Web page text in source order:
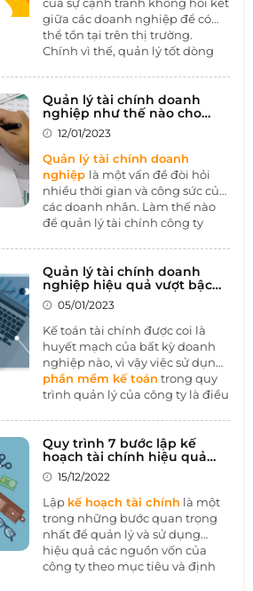
của sự cạnh tranh không hồi kết
giữa các doanh nghiệp để có
thể tồn tại trên thị trường.
Chính vì thế, quản lý tốt dòng
thất bại của doanh nghiệp.
Trong bài viết này, chúng ta hãy
cùng 1BOSS tìm hiểu thực trạng
doanh nghiệp tại Việt Nam và
phương pháp làm chủ dòng
tiền vớiphần mềm kế toán
nhé.
Quản lý tài chính doanh
nghiệp như thế nào cho
hiệu quả?
12/01/2023
Quản lý tài chính doanh
nghiệp là một vấn đề đòi hỏi
nhiều thời gian và công sức của
các doanh nhân. Làm thế nào
để quản lý tài chính công ty
Quản lý tài chính doanh
nghiệp hiệu quả vượt bậc
nhờ vào phần mềm kế toán
05/01/2023
Kế toán tài chính được coi là
huyết mạch của bất kỳ doanh
nghiệp nào, vì vậy việc sử dụng
phần mềm kế toán trong quy
trình quản lý của công ty là điều
pháp tốt nhất giúp người dùng
đo lường và theo dõi tình hình
tài chính, giám sát hiệu quả
Quy trình 7 bước lập kế
hoạch tài chính hiệu quả
cho doanh nghiệp
15/12/2022
Lập kế hoạch tài chính là một
trong những bước quan trọng
nhất để quản lý và sử dụng
hiệu quả các nguồn vốn của
công ty theo mục tiêu và định